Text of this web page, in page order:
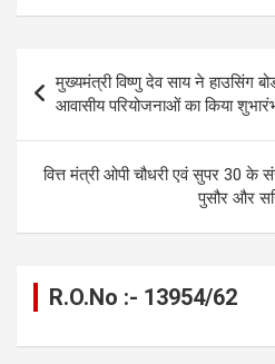
ce
b
o
o
k
se
n
g
er
at
A
p
p
e
a
navigation
मुख्यमंत्री विष्णु देव साय ने हाउसिंग
आवासीय परियोजनाओं का किया
वित्त मंत्री ओपी चौधरी एवं सुपर 30
पुसौर और
R.O.No :- 13954/62